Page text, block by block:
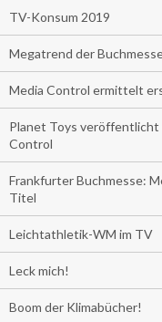
TV-Konsum 2019
Megatrend der
Media Control ermittelt
Planet Toys veröffentlicht
Control
Frankfurter Buchmesse:
Titel
Leichtathletik-WM im TV
Leck mich!
Boom der Klimabücher!